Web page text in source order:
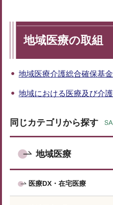
地域医療の取組
地域医療介護総合確保基金
地域における医療及び介
同じカテゴリから探す
地域医療
医療DX・在宅医療